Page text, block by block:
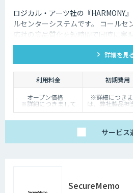
ロジカル・アーツ社の『HARMONY
ルセンターシステムです。 コールセ
応対の高品質化を短時間で同時に実
料でお試し可能
詳細を見
利用料金 初期費用
オープン価格
※詳細につきまして
は、弊社製品担当まで
※詳細につき
は、弊社製品担
お問い合わせ
サービス
SecureMemo